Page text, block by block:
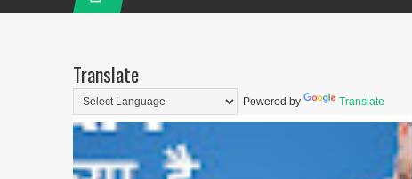
Translate
Powered by Translate